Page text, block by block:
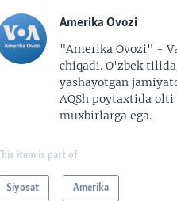
Amerika Ovozi
"Amerika Ovozi" -
chiqadi. O'zbek
yashayotgan
AQSh poytaxtida
muxbirlarga ega.
This item is part of
Siyosat Amerika